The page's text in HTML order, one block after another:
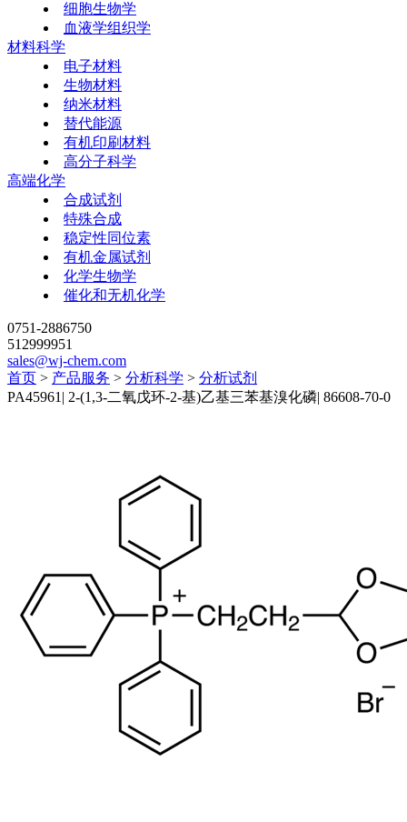
细胞生物学
血液学组织学
材料科学
电子材料
生物材料
纳米材料
替代能源
有机印刷材料
高分子科学
高端化学
合成试剂
特殊合成
稳定性同位素
有机金属试剂
化学生物学
催化和无机化学
0751-2886750
512999951
sales@wj-chem.com
首页 > 产品服务 > 分析科学 > 分析试剂
PA45961 | 2-(1,3-二氧戊环-2-基)乙基三苯基溴化磷| 86608-70-0